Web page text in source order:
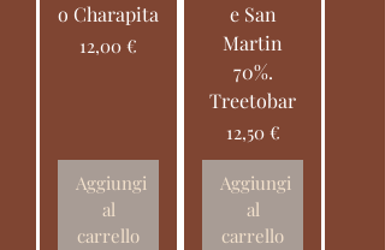
o Charapita
Prezzo
12,00 €
Aggiungi
al
carrello
e San
Martin
70%.
Treetobar
Prezzo
12,50 €
Aggiungi
al
carrello